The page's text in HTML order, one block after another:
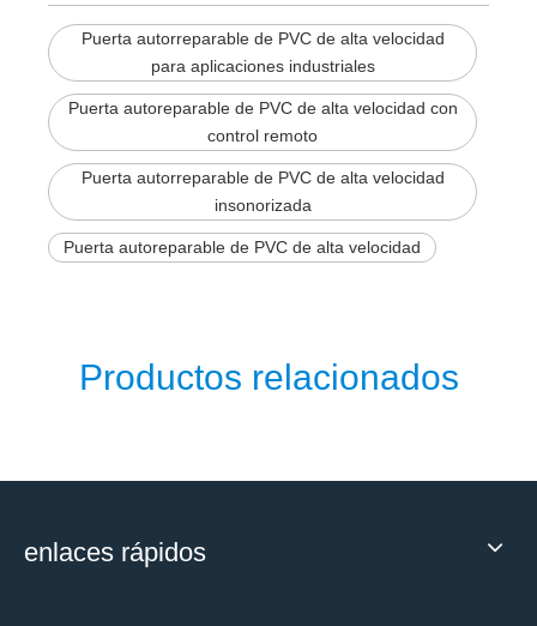
Puerta autorreparable de PVC de alta velocidad
para aplicaciones industriales
Puerta autoreparable de PVC de alta velocidad con
control remoto
Puerta autorreparable de PVC de alta velocidad
insonorizada
Puerta autoreparable de PVC de alta velocidad
Productos relacionados
enlaces rápidos